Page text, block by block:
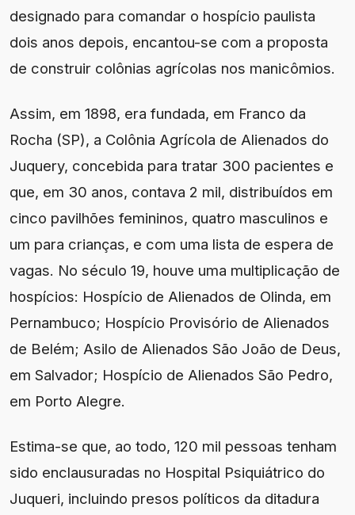
designado para comandar o hospício paulista
dois anos depois, encantou-se com a proposta
de construir colônias agrícolas nos manicômios.
Assim, em 1898, era fundada, em Franco da
Rocha (SP), a Colônia Agrícola de Alienados do
Juquery, concebida para tratar 300 pacientes e
que, em 30 anos, contava 2 mil, distribuídos em
cinco pavilhões femininos, quatro masculinos e
um para crianças, e com uma lista de espera de
vagas. No século 19, houve uma multiplicação de
hospícios: Hospício de Alienados de Olinda, em
Pernambuco; Hospício Provisório de Alienados
de Belém; Asilo de Alienados São João de Deus,
em Salvador; Hospício de Alienados São Pedro,
em Porto Alegre.
Estima-se que, ao todo, 120 mil pessoas tenham
sido enclausuradas no Hospital Psiquiátrico do
Juqueri, incluindo presos políticos da ditadura